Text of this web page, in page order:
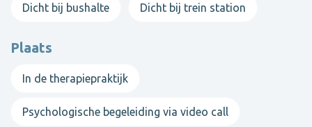
Dicht bij bushalte Dicht bij trein station
Plaats
In de therapiepraktijk
Psychologische begeleiding via video call